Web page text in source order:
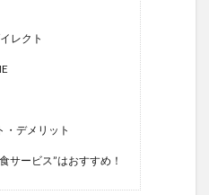
レクト
・デメリット
サービス”はおすすめ！